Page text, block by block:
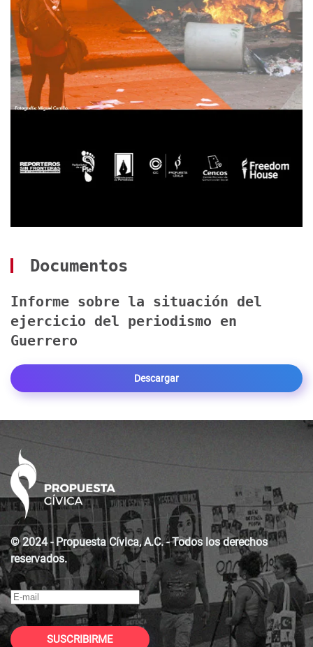
Documentos
Informe sobre la situación del
ejercicio del periodismo en
Guerrero
Descargar
© 2024 - Propuesta Cívica, A.C. - Todos los derechos
reservados.
SUSCRIBIRME